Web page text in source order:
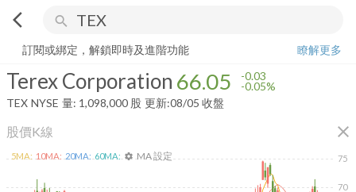
arrow_back_ios search
Terex Corporation 66.05
訂閱或綁定，解鎖即時及進階功能
瞭解更多
Terex Corporation 66.05 -0.03
-0.05%
TEX NYSE 量: 1,098,000 股 更新:08/05 收盤
股價K線 close
70
75
5MA: 10MA: 20MA: 60MA: settings MA 設定